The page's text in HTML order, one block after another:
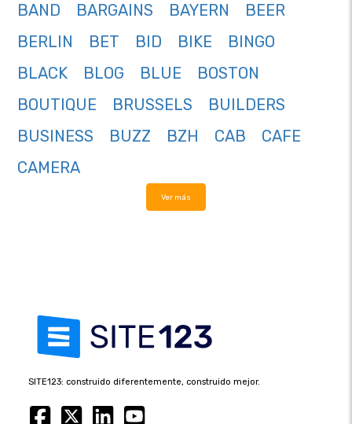
BAND
BARGAINS BAYERN
BEER
BERLIN
BET BID BIKE
BINGO
BLACK
BLOG BLUE
BOSTON
BOUTIQUE
BRUSSELS
BUILDERS
BUSINESS
BUZZ BZH CAB
CAFE
CAMERA
Ver más
SITE123: construido diferentemente, construido mejor.